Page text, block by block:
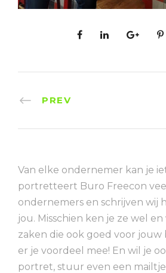
PREV
Van elke ondernemer kan je
portretteert Buro Freecon
ondernemers en schrijven wij
jou. Misschien ken je ze wel
zaken die ook goed voor jouw
er je voordeel mee! En wil je
portret, stuur even een